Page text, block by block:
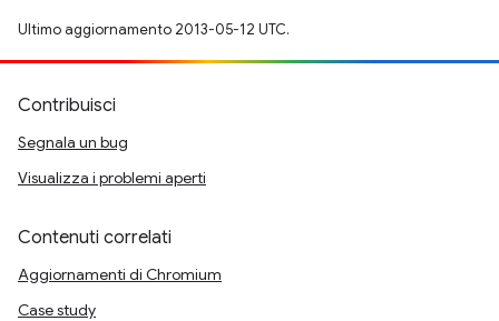
Ultimo aggiornamento 2013-05-12 UTC.
Contribuisci
Segnala un bug
Visualizza i problemi aperti
Contenuti correlati
Aggiornamenti di Chromium
Case study